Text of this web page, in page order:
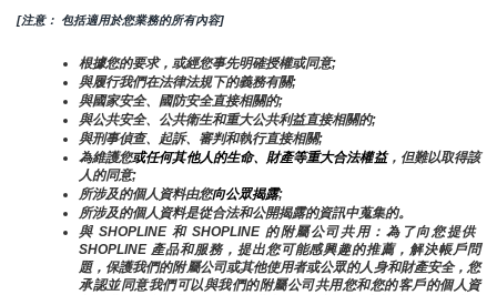
[注意： 包括適用於您業務的所有內容]
根據您的要求，或經您事先明確授權或同意;
與履行我們在法律法規下的義務有關;
與國家安全、國防安全直接相關的;
與公共安全、公共衛生和重大公共利益直接相關的;
與刑事偵查、起訴、審判和執行直接相關;
為維護您或任何其他人的生命、財產等重大合法權益，但難以取得該
人的同意;
所涉及的個人資料由您向公眾揭露;
所涉及的個人資料是從合法和公開揭露的資訊中蒐集的。
與 SHOPLINE 和 SHOPLINE 的附屬公司共用：為了向您提供
SHOPLINE 產品和服務，提出您可能感興趣的推薦，解決帳戶問
題，保護我們的附屬公司或其他使用者或公眾的人身和財產安全，您
承認並同意我們可以與我們的附屬公司共用您和您的客戶的個人資